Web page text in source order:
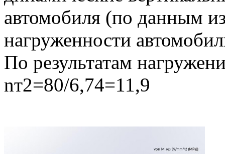
автомобиля (по данным
нагруженности
По результатам
nт2=80/6,74=11,9